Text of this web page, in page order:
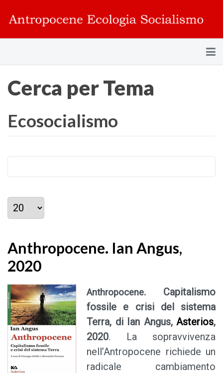
Cerca per Tema
Ecosocialismo
Visualizza #
Anthropocene. Ian Angus,
2020
Anthropocene. Capitalismo
fossile e crisi del sistema
Terra, di Ian Angus, Asterios,
2020. La sopravvivenza
nell’Antropocene richiede un
radicale cambiamento